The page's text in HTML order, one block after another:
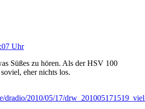
Uhr
Süßes zu hören. Als der HSV 100
eher nichts los.
dradio/2010/05/17/